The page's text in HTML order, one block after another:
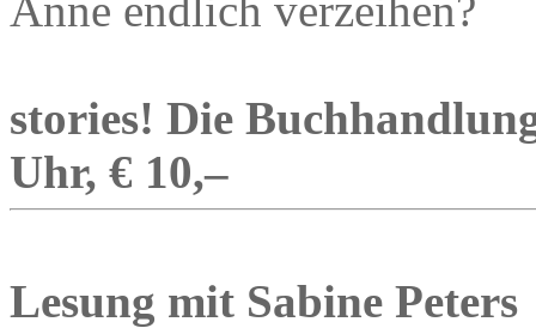
stories! Die
Uhr, € 10,–
Lesung mit Sabine Peters